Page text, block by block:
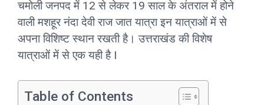
चमोली जनपद में 12 से लेकर 19 साल के अंतराल में होने
वाली मशहूर नंदा देवी राज जात यात्रा इन यात्राओं में से
अपना विशिष्ट स्थान रखती है। उत्तराखंड की विशेष
यात्राओं में से एक यही है I
Table of Contents